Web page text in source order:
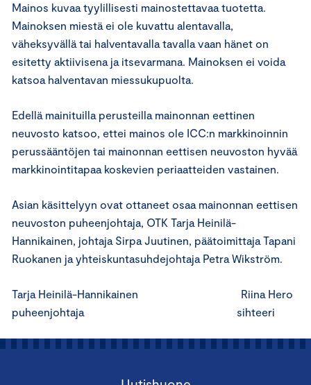
Mainos kuvaa tyylillisesti mainostettavaa tuotetta.
Mainoksen miestä ei ole kuvattu alentavalla,
väheksyvällä tai halventavalla tavalla vaan hänet on
esitetty aktiivisena ja itsevarmana. Mainoksen ei voida
katsoa halventavan miessukupuolta.
Edellä mainituilla perusteilla mainonnan eettinen
neuvosto katsoo, ettei mainos ole ICC:n markkinoinnin
perussääntöjen tai mainonnan eettisen neuvoston hyvää
markkinointitapaa koskevien periaatteiden vastainen.
Asian käsittelyyn ovat ottaneet osaa mainonnan eettisen
neuvoston puheenjohtaja, OTK Tarja Heinilä-
Hannikainen, johtaja Sirpa Juutinen, päätoimittaja Tapani
Ruokanen ja yhteiskuntasuhdejohtaja Petra Wikström.
Tarja Heinilä-Hannikainen Riina Hero
puheenjohtaja sihteeri